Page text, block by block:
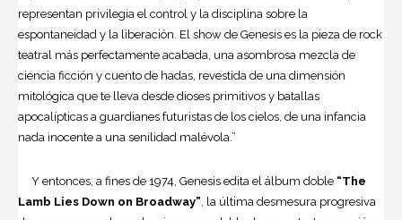
representan privilegia el control y la disciplina sobre la
espontaneidad y la liberación. El show de Genesis es la pieza de rock
teatral más perfectamente acabada, una asombrosa mezcla de
ciencia ficción y cuento de hadas, revestida de una dimensión
mitológica que te lleva desde dioses primitivos y batallas
apocalípticas a guardianes futuristas de los cielos, de una infancia
nada inocente a una senilidad malévola.”
Y entonces, a fines de 1974, Genesis edita el álbum doble “The
Lamb Lies Down on Broadway” , la última desmesura progresiva